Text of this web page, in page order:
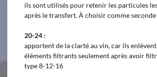
ils sont utilisés pour retenir les particules
après le transfert. À choisir comme
20-24 :
apportent de la clarté au vin, car ils
éléments filtrants seulement après avoir
type 8-12-16